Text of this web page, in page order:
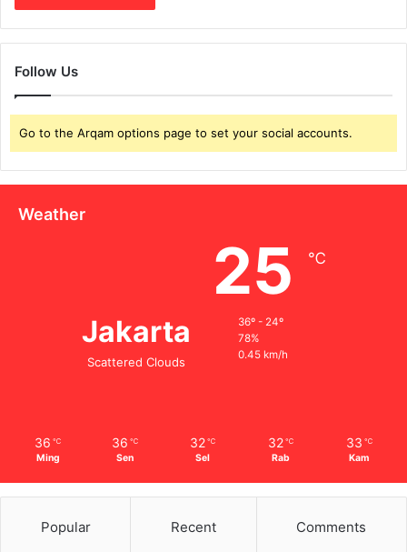
Follow Us
Go to the Arqam options page to set your social accounts.
Weather
Jakarta
Scattered Clouds
25 ℃
36º - 24º
78%
0.45 km/h
36 ℃
Ming
36 ℃
Sen
32 ℃
Sel
32 ℃
Rab
33 ℃
Kam
Popular Recent Comments